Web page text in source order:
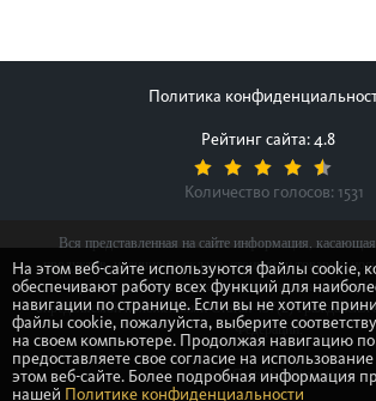
Политика
Рейтинг сайта: 4.8
Количество голосов: 1531
Вся представленная на сайте информация,
продуктов, наличия на складе, стоимости товаров,
характер и ни при каких условиях не является
определяемой положениями Статьи 437(2)
Федерации.
© Gretsch-Unitas group
На этом веб-сайте используются файлы cookie,
обеспечивают работу всех функций для
навигации по странице. Если вы не хотите
файлы cookie, пожалуйста, выберите
на своем компьютере. Продолжая навигацию по
предоставляете свое согласие на
этом веб-сайте. Более подробная информация
нашей Политике конфиденциальности